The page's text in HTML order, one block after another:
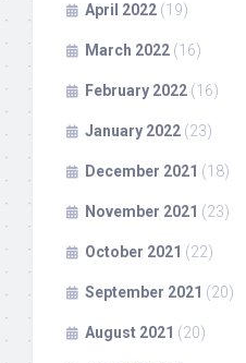
April 2022 (19)
March 2022 (16)
February 2022 (16)
January 2022 (23)
December 2021 (18)
November 2021 (23)
October 2021 (22)
September 2021 (20)
August 2021 (20)